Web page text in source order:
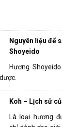
Nguyên liệu để
Shoyeido
Hương
Koh – Lịch sử
Là loại hương